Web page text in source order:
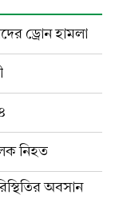
ড্রোন হামলা
নিহত
অবসান